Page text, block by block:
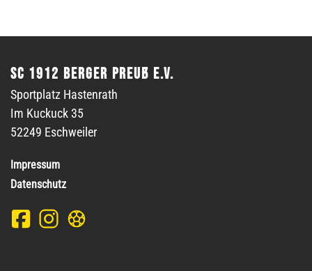
SC 1912 Berger Preuß e.V.
Sportplatz Hastenrath
Im Kuckuck 35
52249 Eschweiler
Impressum
Datenschutz